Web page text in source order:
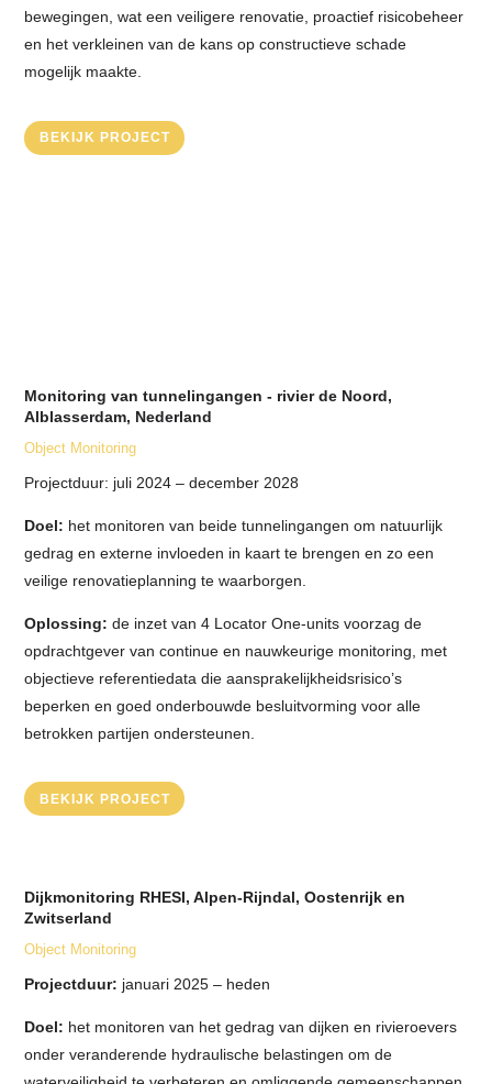
bewegingen, wat een veiligere renovatie, proactief risicobeheer
en het verkleinen van de kans op constructieve schade
mogelijk maakte.
BEKIJK PROJECT
Monitoring van tunnelingangen - rivier de Noord,
Alblasserdam, Nederland
Object Monitoring
Projectduur: juli 2024 – december 2028
Doel: het monitoren van beide tunnelingangen om natuurlijk
gedrag en externe invloeden in kaart te brengen en zo een
veilige renovatieplanning te waarborgen.
Oplossing: de inzet van 4 Locator One-units voorzag de
opdrachtgever van continue en nauwkeurige monitoring, met
objectieve referentiedata die aansprakelijkheidsrisico’s
beperken en goed onderbouwde besluitvorming voor alle
betrokken partijen ondersteunen.
BEKIJK PROJECT
Dijkmonitoring RHESI, Alpen-Rijndal, Oostenrijk en
Zwitserland
Object Monitoring
Projectduur: januari 2025 – heden
Doel: het monitoren van het gedrag van dijken en rivieroevers
onder veranderende hydraulische belastingen om de